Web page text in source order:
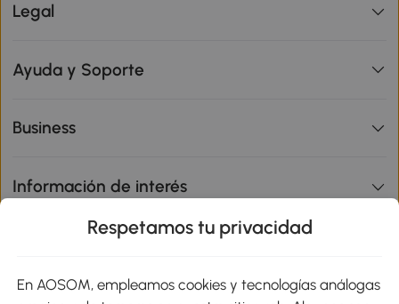
Legal
Ayuda y Soporte
Business
Información de interés
Respetamos tu privacidad
En AOSOM, empleamos cookies y tecnologías análogas